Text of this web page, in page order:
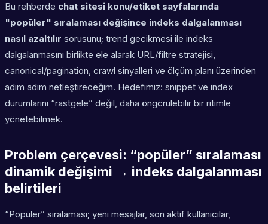
Bu rehberde chat sitesi konu/etiket sayfalarında
"popüler" sıralaması değişince indeks dalgalanması
nasıl azaltılır sorusunu; trend gecikmesi ile indeks
dalgalanmasını birlikte ele alarak URL/filtre stratejisi,
canonical/pagination, crawl sinyalleri ve ölçüm planı üzerinden
adım adım netleştireceğim. Hedefimiz: snippet ve index
durumlarını “rastgele” değil, daha öngörülebilir bir ritimle
yönetebilmek.
Problem çerçevesi: “popüler” sıralaması
dinamik değişimi → indeks dalgalanması
belirtileri
“Popüler” sıralaması; yeni mesajlar, son aktif kullanıcılar,